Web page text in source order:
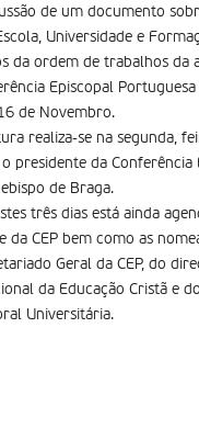
de um documento
Universidade e
da ordem de trabalhos da
Episcopal Portuguesa
de Novembro.
realiza-se na segunda,
presidente da Conferência
de Braga.
três dias está ainda
da CEP bem como as
Geral da CEP, do
da Educação Cristã e
Universitária.